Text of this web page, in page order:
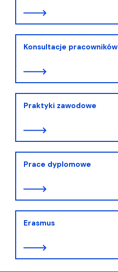
Konsultacje pracowników
Praktyki zawodowe
Prace dyplomowe
Erasmus